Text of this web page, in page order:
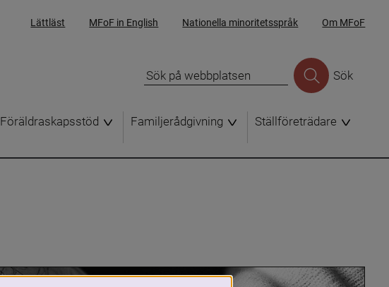
Lättläst MFoF in English Nationella minoritetsspråk Om MFoF
Sök
Föräldraskapsstöd Familjerådgivning Ställföreträdare